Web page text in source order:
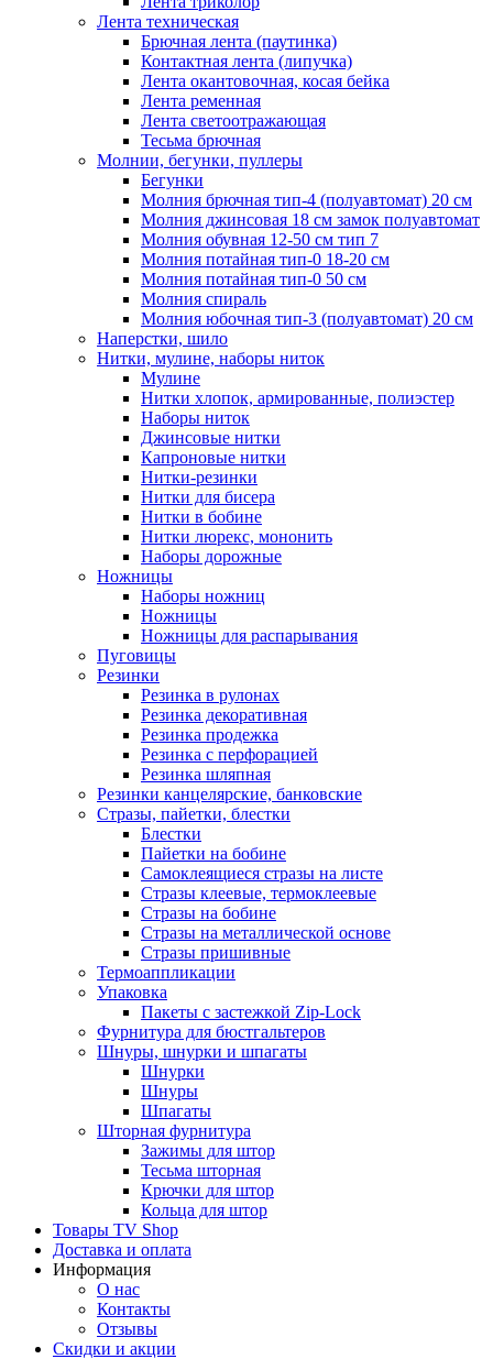
Лента техническая
Брючная лента (паутинка)
Контактная лента (липучка)
Лента окантовочная, косая бейка
Лента ременная
Лента светоотражающая
Тесьма брючная
Молнии, бегунки, пуллеры
Бегунки
Молния брючная тип-4 (полуавтомат) 20 см
Молния джинсовая 18 см замок полуавтомат
Молния обувная 12-50 см тип 7
Молния потайная тип-0 18-20 см
Молния потайная тип-0 50 см
Молния спираль
Молния юбочная тип-3 (полуавтомат) 20 см
Наперстки, шило
Нитки, мулине, наборы ниток
Мулине
Нитки хлопок, армированные, полиэстер
Наборы ниток
Джинсовые нитки
Капроновые нитки
Нитки-резинки
Нитки для бисера
Нитки в бобине
Нитки люрекс, мононить
Наборы дорожные
Ножницы
Наборы ножниц
Ножницы
Ножницы для распарывания
Пуговицы
Резинки
Резинка в рулонах
Резинка декоративная
Резинка продежка
Резинка с перфорацией
Резинка шляпная
Резинки канцелярские, банковские
Стразы, пайетки, блестки
Блестки
Пайетки на бобине
Самоклеящиеся стразы на листе
Стразы клеевые, термоклеевые
Стразы на бобине
Стразы на металлической основе
Стразы пришивные
Термоаппликации
Упаковка
Пакеты с застежкой Zip-Lock
Фурнитура для бюстгальтеров
Шнуры, шнурки и шпагаты
Шнурки
Шнуры
Шпагаты
Шторная фурнитура
Зажимы для штор
Тесьма шторная
Крючки для штор
Кольца для штор
Товары TV Shop
Доставка и оплата
Информация
О нас
Контакты
Отзывы
Скидки и акции